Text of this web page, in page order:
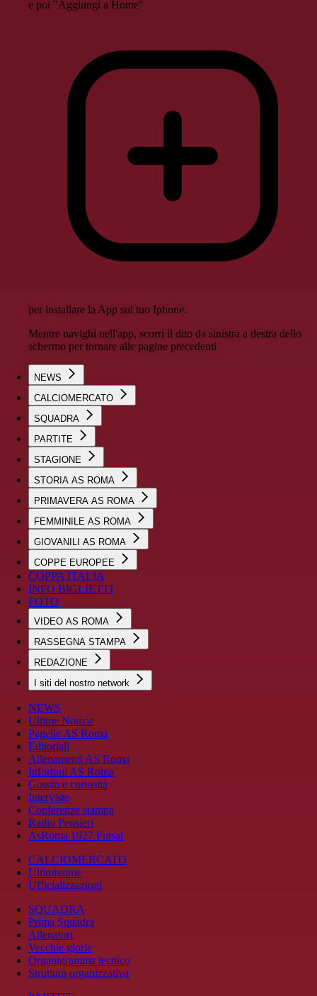
e poi "Aggiungi a Home"
per installare la App sul tuo Iphone.
Mentre navighi nell'app, scorri il dito da sinistra a destra dello
schermo per tornare alle pagine precedenti
NEWS
CALCIOMERCATO
SQUADRA
PARTITE
STAGIONE
STORIA AS ROMA
PRIMAVERA AS ROMA
FEMMINILE AS ROMA
GIOVANILI AS ROMA
COPPE EUROPEE
COPPA ITALIA
INFO BIGLIETTI
FOTO
VIDEO AS ROMA
RASSEGNA STAMPA
REDAZIONE
I siti del nostro network
NEWS
Ultime Notizie
Pagelle AS Roma
Editoriali
Allenamenti AS Roma
Infortuni AS Roma
Gossip e curiosità
Interviste
Conferenze stampa
Radio Pensieri
AsRoma 1927 Futsal
CALCIOMERCATO
Ultimissime
Ufficializzazioni
SQUADRA
Prima Squadra
Allenatori
Vecchie glorie
Organigramma tecnico
Struttura organizzativa